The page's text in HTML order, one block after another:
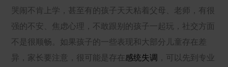
哭闹不肯上学，甚至有的孩子天天粘着父母、老师，有很
强的不安、焦虑心理，不敢跟别的孩子一起玩，社交方面
不是很顺畅。如果孩子的一些表现和大部分儿童存在差
异，家长要注意，很可能是存在感统失调
，可以先到专业